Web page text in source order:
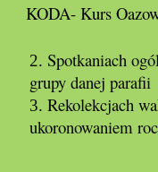
KODA- Kurs
Spotkaniach
grupy danej parafii
Rekolekcjach
ukoronowaniem